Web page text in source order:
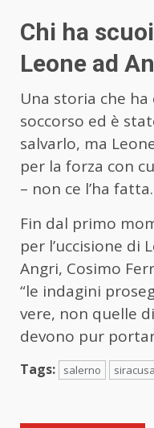
Chi ha
Leone ad
Una storia che
soccorso ed è
salvarlo, ma
per la forza con
– non ce l’ha fatta.
Fin dal primo
per l’uccisione di
Angri, Cosimo
“le indagini
vere, non quelle
devono pur
Tags: salerno siracusa